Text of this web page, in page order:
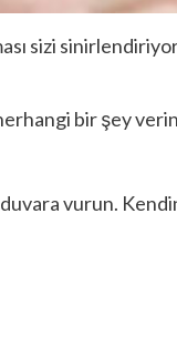
sizi
bir şey
vurun.